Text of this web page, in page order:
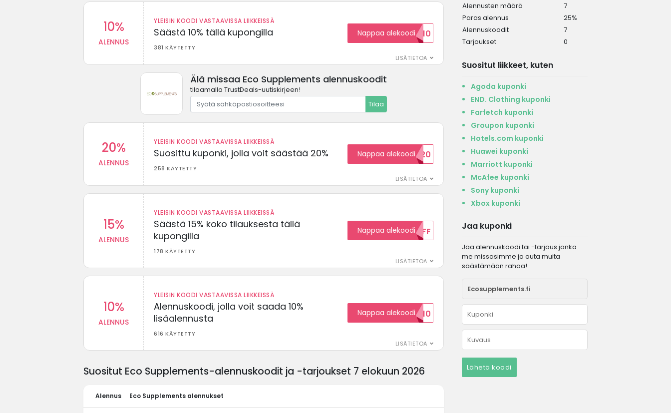
10%
ALENNUS
YLEISIN KOODI VASTAAVISSA LIIKKEISSÄ
Säästä 10% tällä kupongilla
381 KÄYTETTY
LISÄTIETOA
Nappaa alekoodi
KOODID10
Älä missaa Eco Supplements alennuskoodit
tilaamalla TrustDeals-uutiskirjeen!
Tilaa
20%
ALENNUS
YLEISIN KOODI VASTAAVISSA LIIKKEISSÄ
Suosittu kuponki, jolla voit säästää 20%
258 KÄYTETTY
LISÄTIETOA
Nappaa alekoodi
WELCOME20
15%
ALENNUS
YLEISIN KOODI VASTAAVISSA LIIKKEISSÄ
Säästä 15% koko tilauksesta tällä
kupongilla
178 KÄYTETTY
LISÄTIETOA
Nappaa alekoodi15OFF
10%
ALENNUS
YLEISIN KOODI VASTAAVISSA LIIKKEISSÄ
Alennuskoodi, jolla voit saada 10%
lisäalennusta
616 KÄYTETTY
LISÄTIETOA
Nappaa alekoodi
ALENNUSKOODID10
Alennusten määrä
7
Paras alennus
25%
Alennuskoodit
7
Tarjoukset
0
Suositut liikkeet, kuten
Agoda kuponki
END. Clothing kuponki
Farfetch kuponki
Groupon kuponki
Hotels.com kuponki
Huawei kuponki
Marriott kuponki
McAfee kuponki
Sony kuponki
Xbox kuponki
Jaa kuponki
Jaa alennuskoodi tai -tarjous jonka
me missasimme ja auta muita
säästämään rahaa!
Lähetä koodi
Suositut Eco Supplements-alennuskoodit ja -tarjoukset 7 elokuun 2026
Alennus Eco Supplements alennukset